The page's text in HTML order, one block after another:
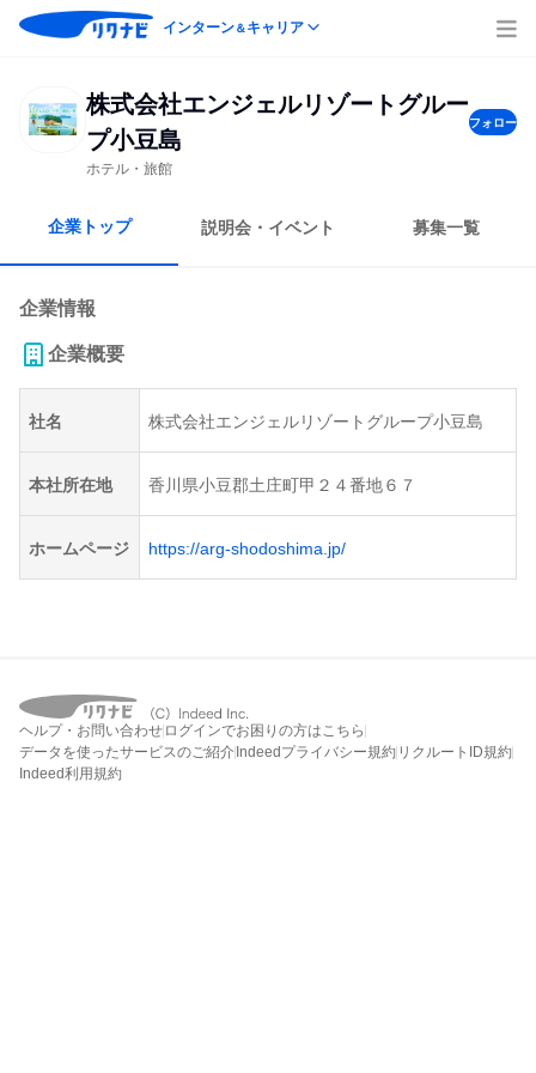
インターン＆キャリア
株式会社エンジェルリゾートグルー
プ小豆島
フォロー
ホテル・旅館
企業トップ 説明会・イベント 募集一覧
企業情報
企業概要
社名 株式会社エンジェルリゾートグループ小豆島
本社所在地 香川県小豆郡土庄町甲２４番地６７
ホームページ https://arg-shodoshima.jp/
ヘルプ・お問い合わせ ログインでお困りの方はこちら
データを使ったサービスのご紹介 Indeedプライバシー規約 リクルートID規約
Indeed利用規約